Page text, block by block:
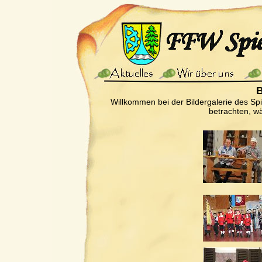
Willkommen bei der Bildergalerie des
betrachten,